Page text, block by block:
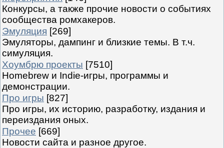
Конкурсы, а также прочие новости о событиях
сообщества ромхакеров.
Эмуляция [269]
Эмуляторы, дампинг и близкие темы. В т.ч.
симуляция.
Хоумбрю проекты [7510]
Homebrew и Indie-игры, программы и
демонстрации.
Про игры [827]
Про игры, их историю, разработку, издания и
переиздания оных.
Прочее [669]
Новости сайта и разное другое.